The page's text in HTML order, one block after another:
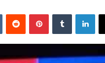
لينكدإن بينتيريست